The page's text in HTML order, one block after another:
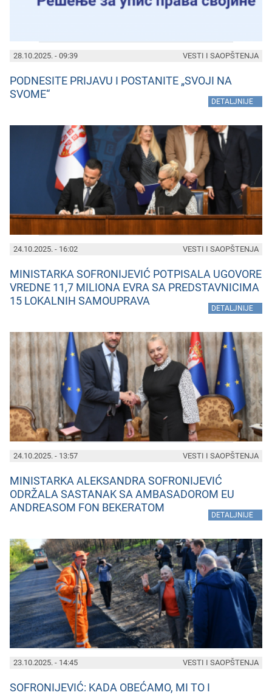
28.10.2025. - 09:39
PODNESITE PRIJAVU I POSTANITE „SVOJI NA
SVOME“
DETALJNIJE
VESTI I SAOPŠTENJA
24.10.2025. - 16:02
MINISTARKA SOFRONIJEVIĆ POTPISALA UGOVORE
VREDNE 11,7 MILIONA EVRA SA PREDSTAVNICIMA
15 LOKALNIH SAMOUPRAVA
DETALJNIJE
VESTI I SAOPŠTENJA
24.10.2025. - 13:57
MINISTARKA ALEKSANDRA SOFRONIJEVIĆ
ODRŽALA SASTANAK SA AMBASADOROM EU
ANDREASOM FON BEKERATOM
DETALJNIJE
VESTI I SAOPŠTENJA
23.10.2025. - 14:45
SOFRONIJEVIĆ: KADA OBEĆAMO, MI TO I
VESTI I SAOPŠTENJA